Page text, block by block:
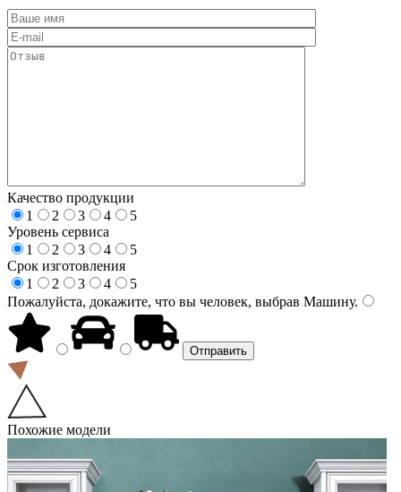
Качество продукции
1
2 3 4
5
Уровень сервиса
1
2 3 4
5
Срок изготовления
1
2 3 4
5
Пожалуйста, докажите, что вы человек, выбрав Машину.
Похожие модели